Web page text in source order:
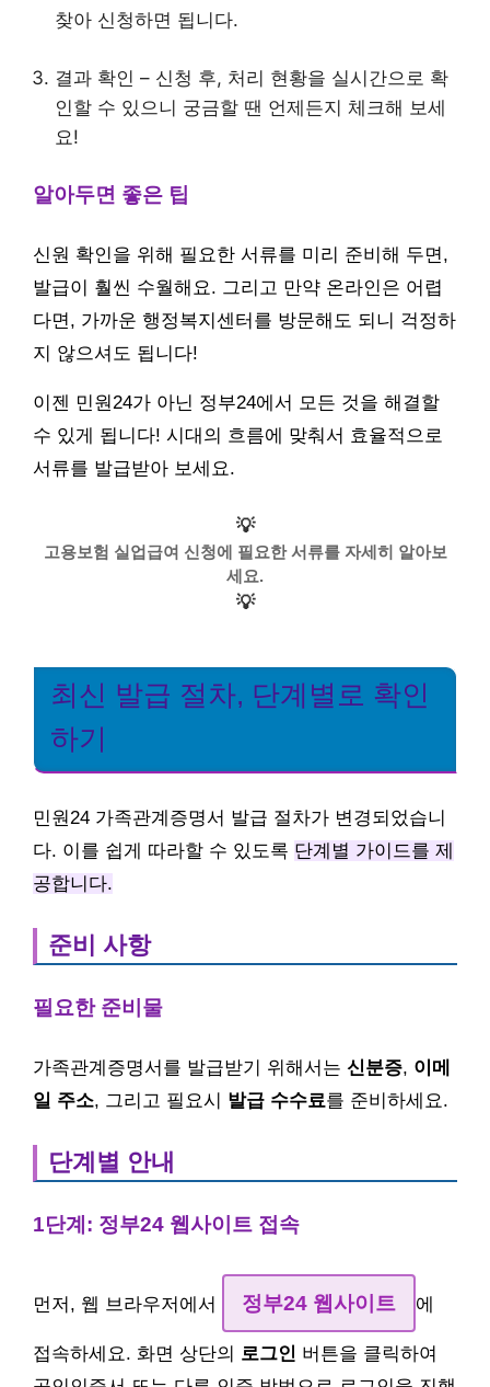
찾아 신청하면 됩니다.
결과 확인 – 신청 후, 처리 현황을 실시간으로 확
인할 수 있으니 궁금할 땐 언제든지 체크해 보세
요!
알아두면 좋은 팁
신원 확인을 위해 필요한 서류를 미리 준비해 두면,
발급이 훨씬 수월해요. 그리고 만약 온라인은 어렵
다면, 가까운 행정복지센터를 방문해도 되니 걱정하
지 않으셔도 됩니다!
이젠 민원24가 아닌 정부24에서 모든 것을 해결할
수 있게 됩니다! 시대의 흐름에 맞춰서 효율적으로
서류를 발급받아 보세요.
💡
고용보험 실업급여 신청에 필요한 서류를 자세히 알아보
세요.
💡
최신 발급 절차, 단계별로 확인
하기
민원24 가족관계증명서 발급 절차가 변경되었습니
다. 이를 쉽게 따라할 수 있도록 단계별 가이드를 제
공합니다.
준비 사항
필요한 준비물
가족관계증명서를 발급받기 위해서는 신분증, 이메
일 주소, 그리고 필요시 발급 수수료를 준비하세요.
단계별 안내
1단계: 정부24 웹사이트 접속
먼저, 웹 브라우저에서 정부24 웹사이트 에
접속하세요. 화면 상단의 로그인 버튼을 클릭하여